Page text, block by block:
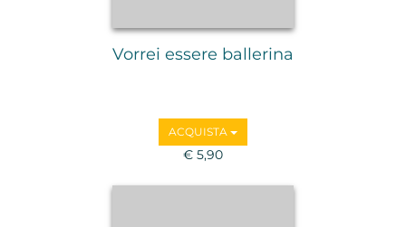
Vorrei essere ballerina
ACQUISTA
€ 5,90